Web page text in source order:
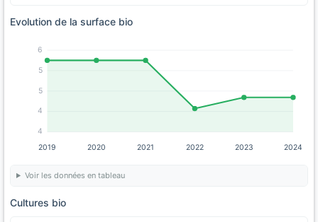
Evolution de la surface bio
4
4
5
5
6
2019 2020 2021 2022 2023 2024
Voir les données en tableau
Cultures bio